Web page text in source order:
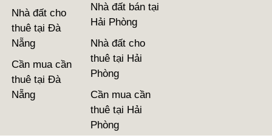
Nhà đất cho
thuê tại Đà
Nẵng
Cần mua cần
thuê tại Đà
Nẵng
Nhà đất bán tại
Hải Phòng
Nhà đất cho
thuê tại Hải
Phòng
Cần mua cần
thuê tại Hải
Phòng